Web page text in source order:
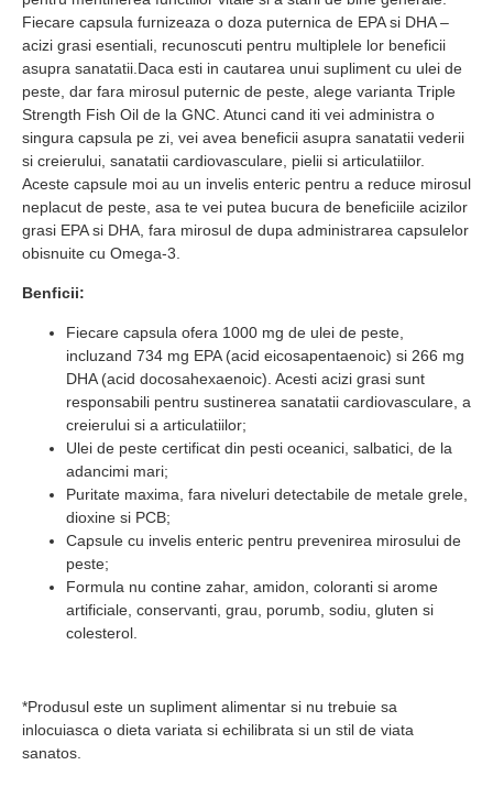
Fiecare capsula furnizeaza o doza puternica de EPA si DHA –
acizi grasi esentiali, recunoscuti pentru multiplele lor beneficii
asupra sanatatii.Daca esti in cautarea unui supliment cu ulei de
peste, dar fara mirosul puternic de peste, alege varianta Triple
Strength Fish Oil de la GNC. Atunci cand iti vei administra o
singura capsula pe zi, vei avea beneficii asupra sanatatii vederii
si creierului, sanatatii cardiovasculare, pielii si articulatiilor.
Aceste capsule moi au un invelis enteric pentru a reduce mirosul
neplacut de peste, asa te vei putea bucura de beneficiile acizilor
grasi EPA si DHA, fara mirosul de dupa administrarea capsulelor
obisnuite cu Omega-3.
Benficii:
Fiecare capsula ofera 1000 mg de ulei de peste,
incluzand 734 mg EPA (acid eicosapentaenoic) si 266 mg
DHA (acid docosahexaenoic). Acesti acizi grasi sunt
responsabili pentru sustinerea sanatatii cardiovasculare, a
creierului si a articulatiilor;
Ulei de peste certificat din pesti oceanici, salbatici, de la
adancimi mari;
Puritate maxima, fara niveluri detectabile de metale grele,
dioxine si PCB;
Capsule cu invelis enteric pentru prevenirea mirosului de
peste;
Formula nu contine zahar, amidon, coloranti si arome
artificiale, conservanti, grau, porumb, sodiu, gluten si
colesterol.
*Produsul este un supliment alimentar si nu trebuie sa
inlocuiasca o dieta variata si echilibrata si un stil de viata
sanatos.